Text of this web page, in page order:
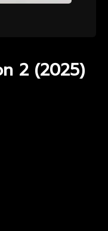
2 (2025)